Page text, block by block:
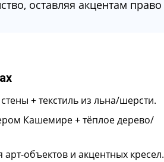
оставляя акцентам право
+ текстиль из льна/шерсти.
Кашемире + тёплое дерево/
арт-объектов и акцентных кресел.